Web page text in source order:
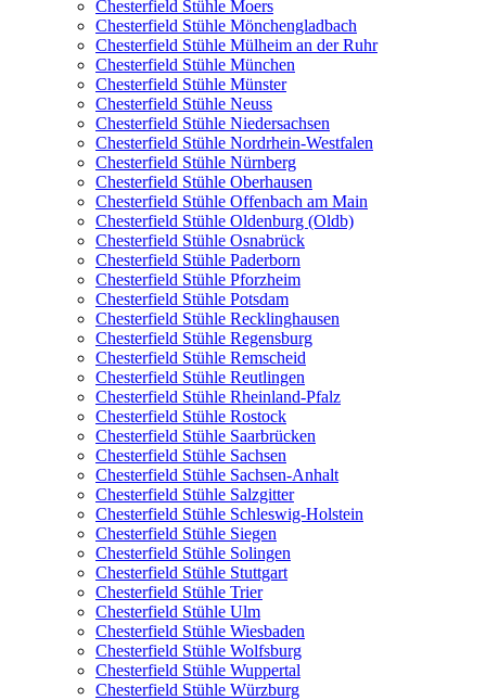
Chesterfield Stühle Moers
Chesterfield Stühle Mönchengladbach
Chesterfield Stühle Mülheim an der Ruhr
Chesterfield Stühle München
Chesterfield Stühle Münster
Chesterfield Stühle Neuss
Chesterfield Stühle Niedersachsen
Chesterfield Stühle Nordrhein-Westfalen
Chesterfield Stühle Nürnberg
Chesterfield Stühle Oberhausen
Chesterfield Stühle Offenbach am Main
Chesterfield Stühle Oldenburg (Oldb)
Chesterfield Stühle Osnabrück
Chesterfield Stühle Paderborn
Chesterfield Stühle Pforzheim
Chesterfield Stühle Potsdam
Chesterfield Stühle Recklinghausen
Chesterfield Stühle Regensburg
Chesterfield Stühle Remscheid
Chesterfield Stühle Reutlingen
Chesterfield Stühle Rheinland-Pfalz
Chesterfield Stühle Rostock
Chesterfield Stühle Saarbrücken
Chesterfield Stühle Sachsen
Chesterfield Stühle Sachsen-Anhalt
Chesterfield Stühle Salzgitter
Chesterfield Stühle Schleswig-Holstein
Chesterfield Stühle Siegen
Chesterfield Stühle Solingen
Chesterfield Stühle Stuttgart
Chesterfield Stühle Trier
Chesterfield Stühle Ulm
Chesterfield Stühle Wiesbaden
Chesterfield Stühle Wolfsburg
Chesterfield Stühle Wuppertal
Chesterfield Stühle Würzburg